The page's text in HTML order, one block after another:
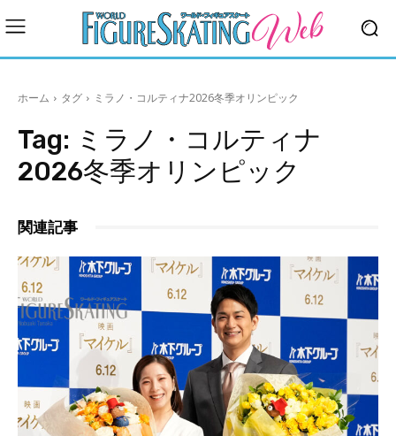
ホーム タグ ミラノ・コルティナ2026冬季オリンピック
Tag: ミラノ・コルティナ
2026冬季オリンピック
関連記事